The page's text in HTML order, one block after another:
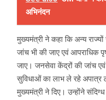
अभिनंदन
मुख्यमंत्री ने कहा कि अन्य
जांच भी की जाए एवं आपराधिक
जाए। जनसेवा केंद्रों की जांच
सुविधाओं का लाभ ले रहे अपात्र
मुख्यमंत्री ने दिए। उन्होंने संदिग्ध